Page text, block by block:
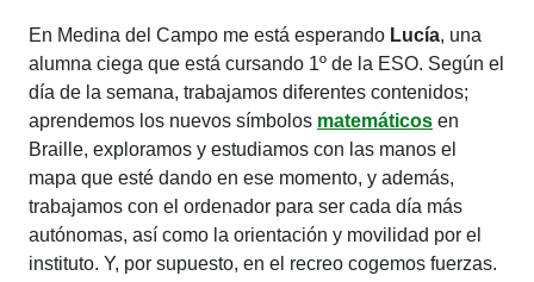
En Medina del Campo me está esperando Lucía, una
alumna ciega que está cursando 1º de la ESO. Según el
día de la semana, trabajamos diferentes contenidos;
aprendemos los nuevos símbolos matemáticos en
Braille, exploramos y estudiamos con las manos el
mapa que esté dando en ese momento, y además,
trabajamos con el ordenador para ser cada día más
autónomas, así como la orientación y movilidad por el
instituto. Y, por supuesto, en el recreo cogemos fuerzas.